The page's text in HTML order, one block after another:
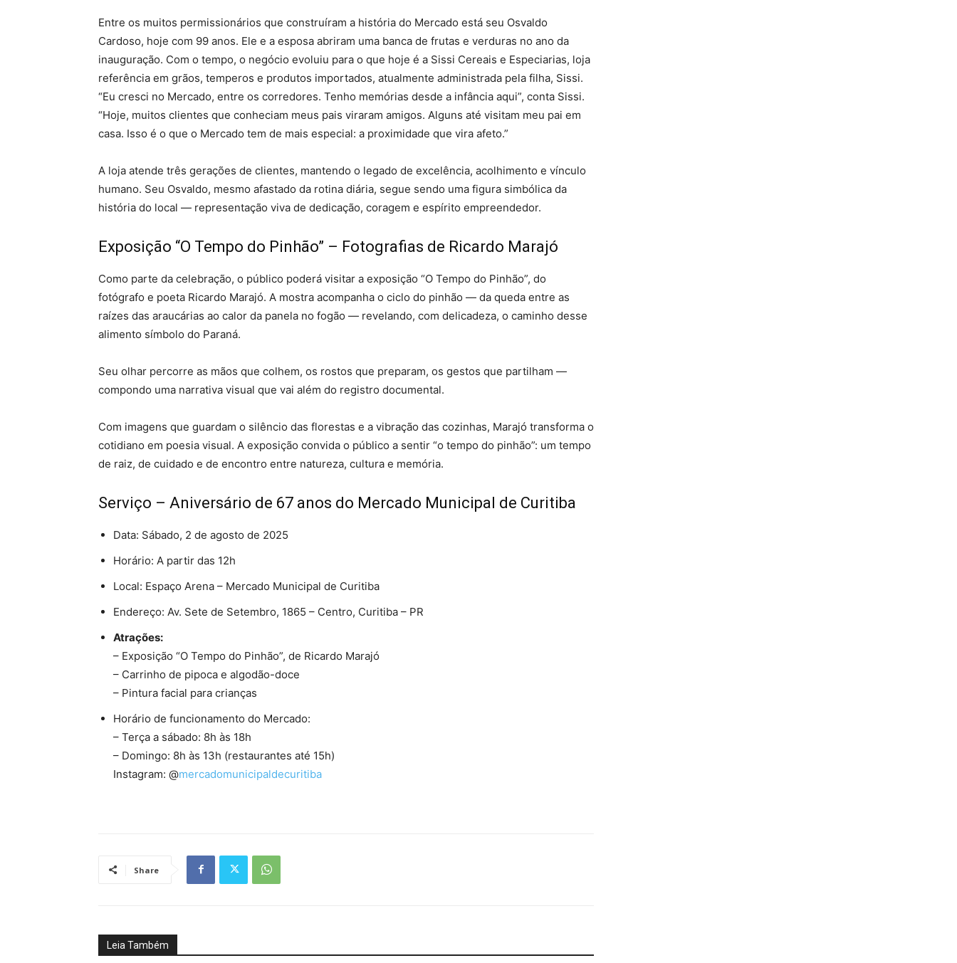
Entre os muitos permissionários que construíram a história do Mercado está seu Osvaldo
Cardoso, hoje com 99 anos. Ele e a esposa abriram uma banca de frutas e verduras no ano da
inauguração. Com o tempo, o negócio evoluiu para o que hoje é a Sissi Cereais e Especiarias, loja
referência em grãos, temperos e produtos importados, atualmente administrada pela filha, Sissi.
“Eu cresci no Mercado, entre os corredores. Tenho memórias desde a infância aqui”, conta Sissi.
“Hoje, muitos clientes que conheciam meus pais viraram amigos. Alguns até visitam meu pai em
casa. Isso é o que o Mercado tem de mais especial: a proximidade que vira afeto.”
A loja atende três gerações de clientes, mantendo o legado de excelência, acolhimento e vínculo
humano. Seu Osvaldo, mesmo afastado da rotina diária, segue sendo uma figura simbólica da
história do local — representação viva de dedicação, coragem e espírito empreendedor.
Exposição “O Tempo do Pinhão” – Fotografias de Ricardo Marajó
Como parte da celebração, o público poderá visitar a exposição “O Tempo do Pinhão”, do
fotógrafo e poeta Ricardo Marajó. A mostra acompanha o ciclo do pinhão — da queda entre as
raízes das araucárias ao calor da panela no fogão — revelando, com delicadeza, o caminho desse
alimento símbolo do Paraná.
Seu olhar percorre as mãos que colhem, os rostos que preparam, os gestos que partilham —
compondo uma narrativa visual que vai além do registro documental.
Com imagens que guardam o silêncio das florestas e a vibração das cozinhas, Marajó transforma o
cotidiano em poesia visual. A exposição convida o público a sentir “o tempo do pinhão”: um tempo
de raiz, de cuidado e de encontro entre natureza, cultura e memória.
Serviço – Aniversário de 67 anos do Mercado Municipal de Curitiba
Data: Sábado, 2 de agosto de 2025
Horário: A partir das 12h
Local: Espaço Arena – Mercado Municipal de Curitiba
Endereço: Av. Sete de Setembro, 1865 – Centro, Curitiba – PR
Atrações:
– Exposição “O Tempo do Pinhão”, de Ricardo Marajó
– Carrinho de pipoca e algodão-doce
– Pintura facial para crianças
Horário de funcionamento do Mercado:
– Terça a sábado: 8h às 18h
– Domingo: 8h às 13h (restaurantes até 15h)
Instagram: @mercadomunicipaldecuritiba
Share
Leia Também